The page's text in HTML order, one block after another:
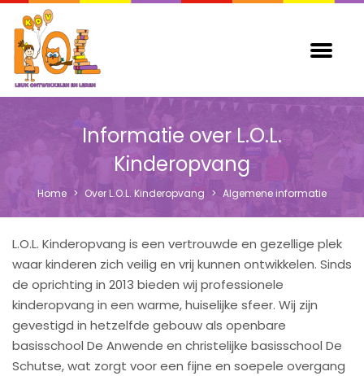
Informatie over L.O.L.
Kinderopvang
Home > Over L.O.L. Kinderopvang > Algemene informatie
L.O.L. Kinderopvang is een vertrouwde en gezellige plek
waar kinderen zich veilig en vrij kunnen ontwikkelen. Sinds
de oprichting in 2013 bieden wij professionele
kinderopvang in een warme, huiselijke sfeer. Wij zijn
gevestigd in hetzelfde gebouw als openbare
basisschool De Anwende en christelijke basisschool De
Schutse, wat zorgt voor een fijne en soepele overgang